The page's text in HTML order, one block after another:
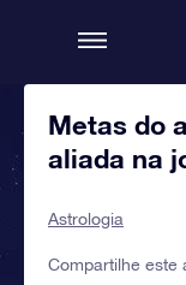
Metas do
aliada na
Astrologia
Compartilhe este